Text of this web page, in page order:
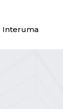
Interuma